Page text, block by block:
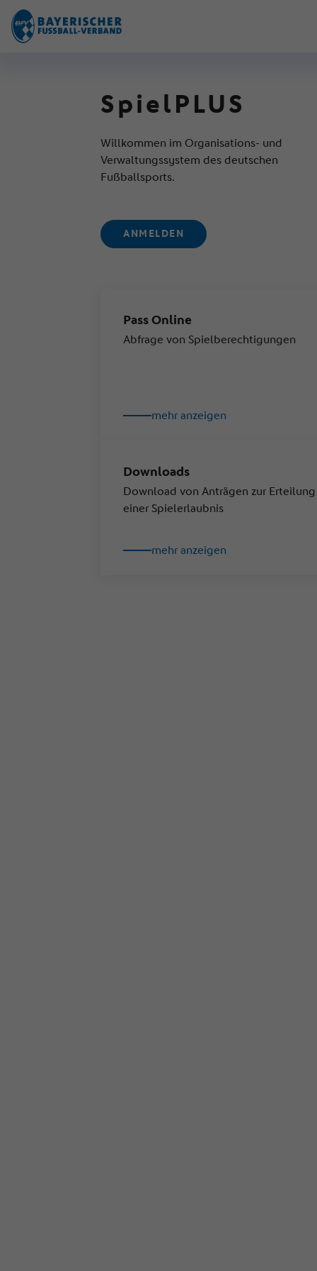
SpielPLUS
Willkommen im Organisations- und
Verwaltungssystem des deutschen
Fußballsports.
ANMELDEN
Pass Online
Abfrage von Spielberechtigungen
mehr anzeigen
Downloads
Download von Anträgen zur Erteilung
einer Spielerlaubnis
mehr anzeigen